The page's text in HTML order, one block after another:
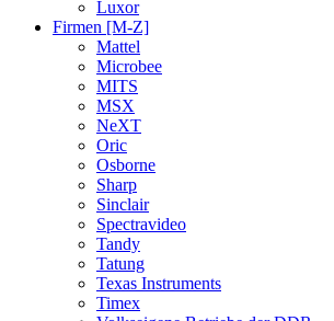
Luxor
Firmen [M-Z]
Mattel
Microbee
MITS
MSX
NeXT
Oric
Osborne
Sharp
Sinclair
Spectravideo
Tandy
Tatung
Texas Instruments
Timex